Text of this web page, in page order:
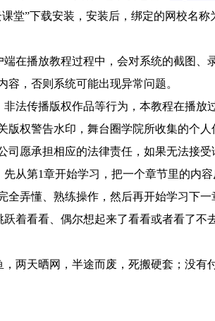
堂”下载安装，安装后，绑定的网校名
在播放教程过程中，会对系统的截图、
容，否则系统可能出现异常问题。
法传播版权作品等行为，本教程在播放
版权警告水印，舞台圈学院所收集的个
司愿承担相应的法律责任，如果无法接受
从第1章开始学习，把一个章节里的内
全弄懂、熟练操作，然后再开始学习下一
着看看、偶尔想起来了看看或者看了不
两天晒网，半途而废，死搬硬套；没有